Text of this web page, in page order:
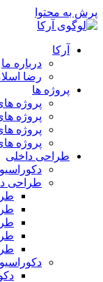
پرش به محتوا
آرکا
درباره ما
رضا
پروژه ها
پروژه
پروژه
پروژه
پروژه
طراحی داخلی
طراحی